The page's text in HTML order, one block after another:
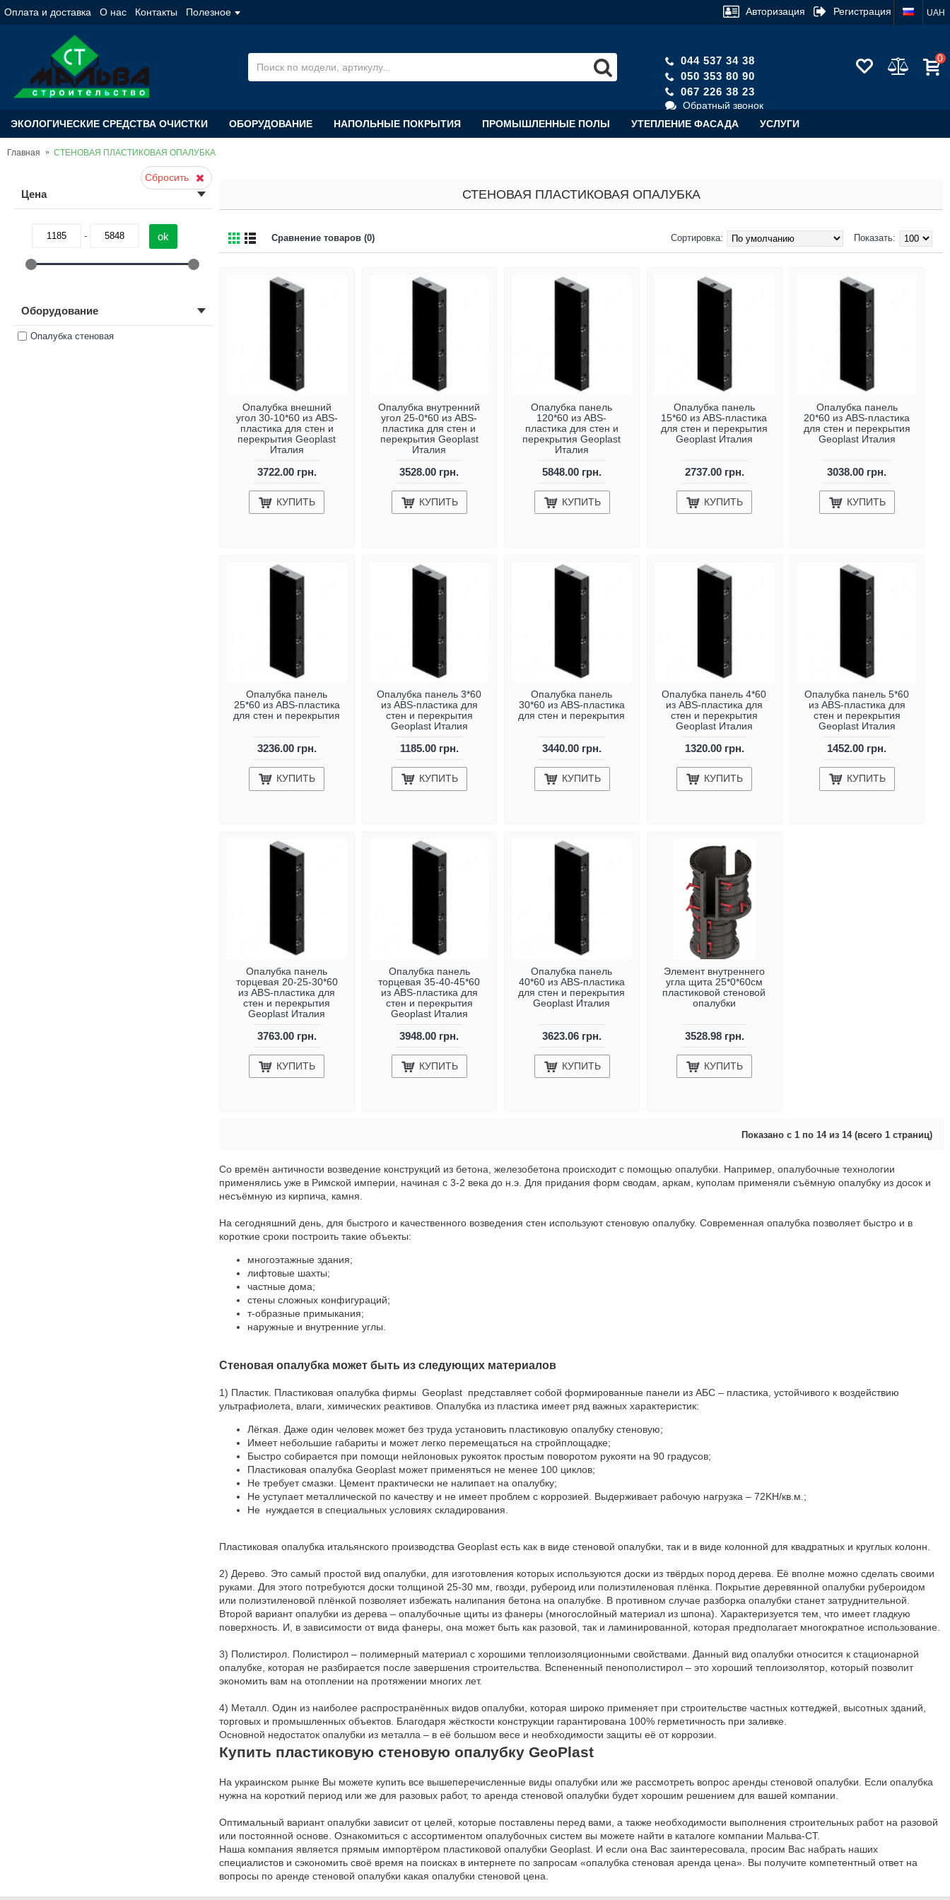
Оплата и доставка О нас Контакты Полезное UAH
Авторизация Регистрация
044 537 34 38
050 353 80 90
067 226 38 23
Обратный звонок
0
ЭКОЛОГИЧЕСКИЕ СРЕДСТВА ОЧИСТКИ ОБОРУДОВАНИЕ НАПОЛЬНЫЕ ПОКРЫТИЯ ПРОМЫШЛЕННЫЕ ПОЛЫ УТЕПЛЕНИЕ ФАСАДА УСЛУГИ
Главная СТЕНОВАЯ ПЛАСТИКОВАЯ ОПАЛУБКА
Сбросить
Цена
-
Оборудование
Опалубка стеновая
СТЕНОВАЯ ПЛАСТИКОВАЯ ОПАЛУБКА
Сравнение товаров (0) Показать:
Сортировка:
Опалубка внешний
угол 30-10*60 из ABS-
пластика для стен и
перекрытия Geoplast
Италия
3722.00 грн.
КУПИТЬ
Опалубка внутренний
угол 25-0*60 из ABS-
пластика для стен и
перекрытия Geoplast
Италия
3528.00 грн.
КУПИТЬ
Опалубка панель
120*60 из ABS-
пластика для стен и
перекрытия Geoplast
Италия
5848.00 грн.
КУПИТЬ
Опалубка панель
15*60 из ABS-пластика
для стен и перекрытия
Geoplast Италия
2737.00 грн.
КУПИТЬ
Опалубка панель
20*60 из ABS-пластика
для стен и перекрытия
Geoplast Италия
3038.00 грн.
КУПИТЬ
Опалубка панель
25*60 из ABS-пластика
для стен и перекрытия
3236.00 грн.
КУПИТЬ
Опалубка панель 3*60
из ABS-пластика для
стен и перекрытия
Geoplast Италия
1185.00 грн.
КУПИТЬ
Опалубка панель
30*60 из ABS-пластика
для стен и перекрытия
3440.00 грн.
КУПИТЬ
Опалубка панель 4*60
из ABS-пластика для
стен и перекрытия
Geoplast Италия
1320.00 грн.
КУПИТЬ
Опалубка панель 5*60
из ABS-пластика для
стен и перекрытия
Geoplast Италия
1452.00 грн.
КУПИТЬ
Опалубка панель
торцевая 20-25-30*60
из ABS-пластика для
стен и перекрытия
Geoplast Италия
3763.00 грн.
КУПИТЬ
Опалубка панель
торцевая 35-40-45*60
из ABS-пластика для
стен и перекрытия
Geoplast Италия
3948.00 грн.
КУПИТЬ
Опалубка панель
40*60 из ABS-пластика
для стен и перекрытия
Geoplast Италия
3623.06 грн.
КУПИТЬ
Элемент внутреннего
угла щита 25*0*60см
пластиковой стеновой
опалубки
3528.98 грн.
КУПИТЬ
Показано с 1 по 14 из 14 (всего 1 страниц)
Со времён античности возведение конструкций из бетона, железобетона происходит с помощью опалубки. Например, опалубочные технологии
применялись уже в Римской империи, начиная с 3-2 века до н.э. Для придания форм сводам, аркам, куполам применяли съёмную опалубку из досок и
несъёмную из кирпича, камня.
На сегодняшний день, для быстрого и качественного возведения стен используют стеновую опалубку. Современная опалубка позволяет быстро и в
короткие сроки построить такие объекты:
многоэтажные здания;
лифтовые шахты;
частные дома;
стены сложных конфигураций;
т-образные примыкания;
наружные и внутренние углы.
Стеновая опалубка может быть из следующих материалов
1) Пластик. Пластиковая опалубка фирмы Geoplast представляет собой формированные панели из АБС – пластика, устойчивого к воздействию
ультрафиолета, влаги, химических реактивов. Опалубка из пластика имеет ряд важных характеристик:
Лёгкая. Даже один человек может без труда установить пластиковую опалубку стеновую;
Имеет небольшие габариты и может легко перемещаться на стройплощадке;
Быстро собирается при помощи нейлоновых рукояток простым поворотом рукояти на 90 градусов;
Пластиковая опалубка Geoplast может применяться не менее 100 циклов;
Не требует смазки. Цемент практически не налипает на опалубку;
Не уступает металлической по качеству и не имеет проблем с коррозией. Выдерживает рабочую нагрузка – 72KH/кв.м.;
Не нуждается в специальных условиях складирования.
Пластиковая опалубка итальянского производства Geoplast есть как в виде стеновой опалубки, так и в виде колонной для квадратных и круглых колонн.
2) Дерево. Это самый простой вид опалубки, для изготовления которых используются доски из твёрдых пород дерева. Её вполне можно сделать своими
руками. Для этого потребуются доски толщиной 25-30 мм, гвозди, рубероид или полиэтиленовая плёнка. Покрытие деревянной опалубки рубероидом
или полиэтиленовой плёнкой позволяет избежать налипания бетона на опалубке. В противном случае разборка опалубки станет затруднительной.
Второй вариант опалубки из дерева – опалубочные щиты из фанеры (многослойный материал из шпона). Характеризуется тем, что имеет гладкую
поверхность. И, в зависимости от вида фанеры, она может быть как разовой, так и ламинированной, которая предполагает многократное использование.
3) Полистирол. Полистирол – полимерный материал с хорошими теплоизоляционными свойствами. Данный вид опалубки относится к стационарной
опалубке, которая не разбирается после завершения строительства. Вспененный пенополистирол – это хороший теплоизолятор, который позволит
экономить вам на отоплении на протяжении многих лет.
4) Металл. Один из наиболее распространённых видов опалубки, которая широко применяет при строительстве частных коттеджей, высотных зданий,
торговых и промышленных объектов. Благодаря жёсткости конструкции гарантирована 100% герметичность при заливке.
Основной недостаток опалубки из металла – в её большом весе и необходимости защиты её от коррозии.
Купить пластиковую стеновую опалубку GeoPlast
На украинском рынке Вы можете купить все вышеперечисленные виды опалубки или же рассмотреть вопрос аренды стеновой опалубки. Если опалубка
нужна на короткий период или же для разовых работ, то аренда стеновой опалубки будет хорошим решением для вашей компании.
Оптимальный вариант опалубки зависит от целей, которые поставлены перед вами, а также необходимости выполнения строительных работ на разовой
или постоянной основе. Ознакомиться с ассортиментом опалубочных систем вы можете найти в каталоге компании Мальва-СТ.
Наша компания является прямым импортёром пластиковой опалубки Geoplast. И если она Вас заинтересовала, просим Вас набрать наших
специалистов и сэкономить своё время на поисках в интернете по запросам «опалубка стеновая аренда цена». Вы получите компетентный ответ на
вопросы по аренде стеновой опалубки какая опалубки стеновой цена.